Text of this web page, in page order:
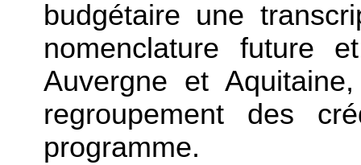
budgétaire une
nomenclature future
Auvergne et
regroupement des
programme.